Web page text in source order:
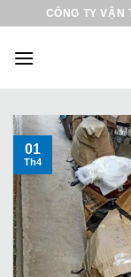
CÔNG TY VẬN
01
Th4